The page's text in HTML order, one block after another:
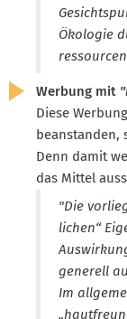
Ökologie
Werbung mit
Diese
beanstanden,
Denn damit
das Mittel
"Die
lichen“
generell
Im